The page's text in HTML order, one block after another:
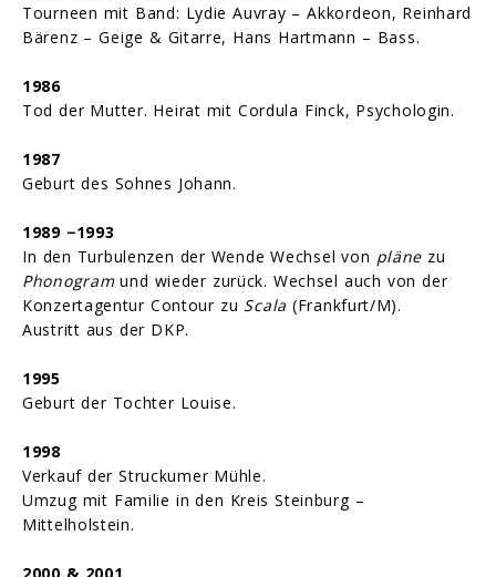
Tourneen mit Band: Lydie Auvray – Akkordeon, Reinhard
Bärenz – Geige & Gitarre, Hans Hartmann – Bass.
1986
Tod der Mutter. Heirat mit Cordula Finck, Psychologin.
1987
Geburt des Sohnes Johann.
1989 −1993
In den Turbulenzen der Wende Wechsel von pläne zu
Phonogramund wieder zurück. Wechsel auch von der
Konzertagentur Contour zu Scala (Frankfurt/M).
Austritt aus der DKP.
1995
Geburt der Tochter Louise.
1998
Verkauf der Struckumer Mühle.
Umzug mit Familie in den Kreis Steinburg –
Mittelholstein.